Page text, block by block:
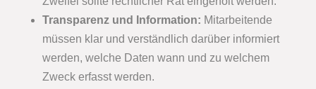
Transparenz und Information: Mitarbeitende
müssen klar und verständlich darüber informiert
werden, welche Daten wann und zu welchem
Zweck erfasst werden.